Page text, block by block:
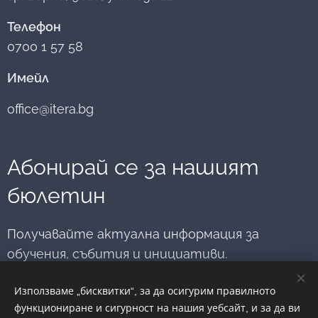
вдъхновение.
Телефон
0700 1 57 58
Имейл
office@itera.bg
Абонирай се за нашият
бюлетин
Получавайте актуална информация за
обучения, събития и инициативи.
Имейл
Използваме „бисквитки“, за да осигурим правилното
функциониране и сигурност на нашия уебсайт, и за да ви